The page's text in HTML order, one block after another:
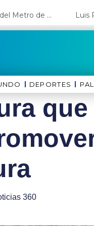
La Línea 2 del Metro de Lima y el Ramal 4 alcanzan un avance del 80%
DEPORTES
360